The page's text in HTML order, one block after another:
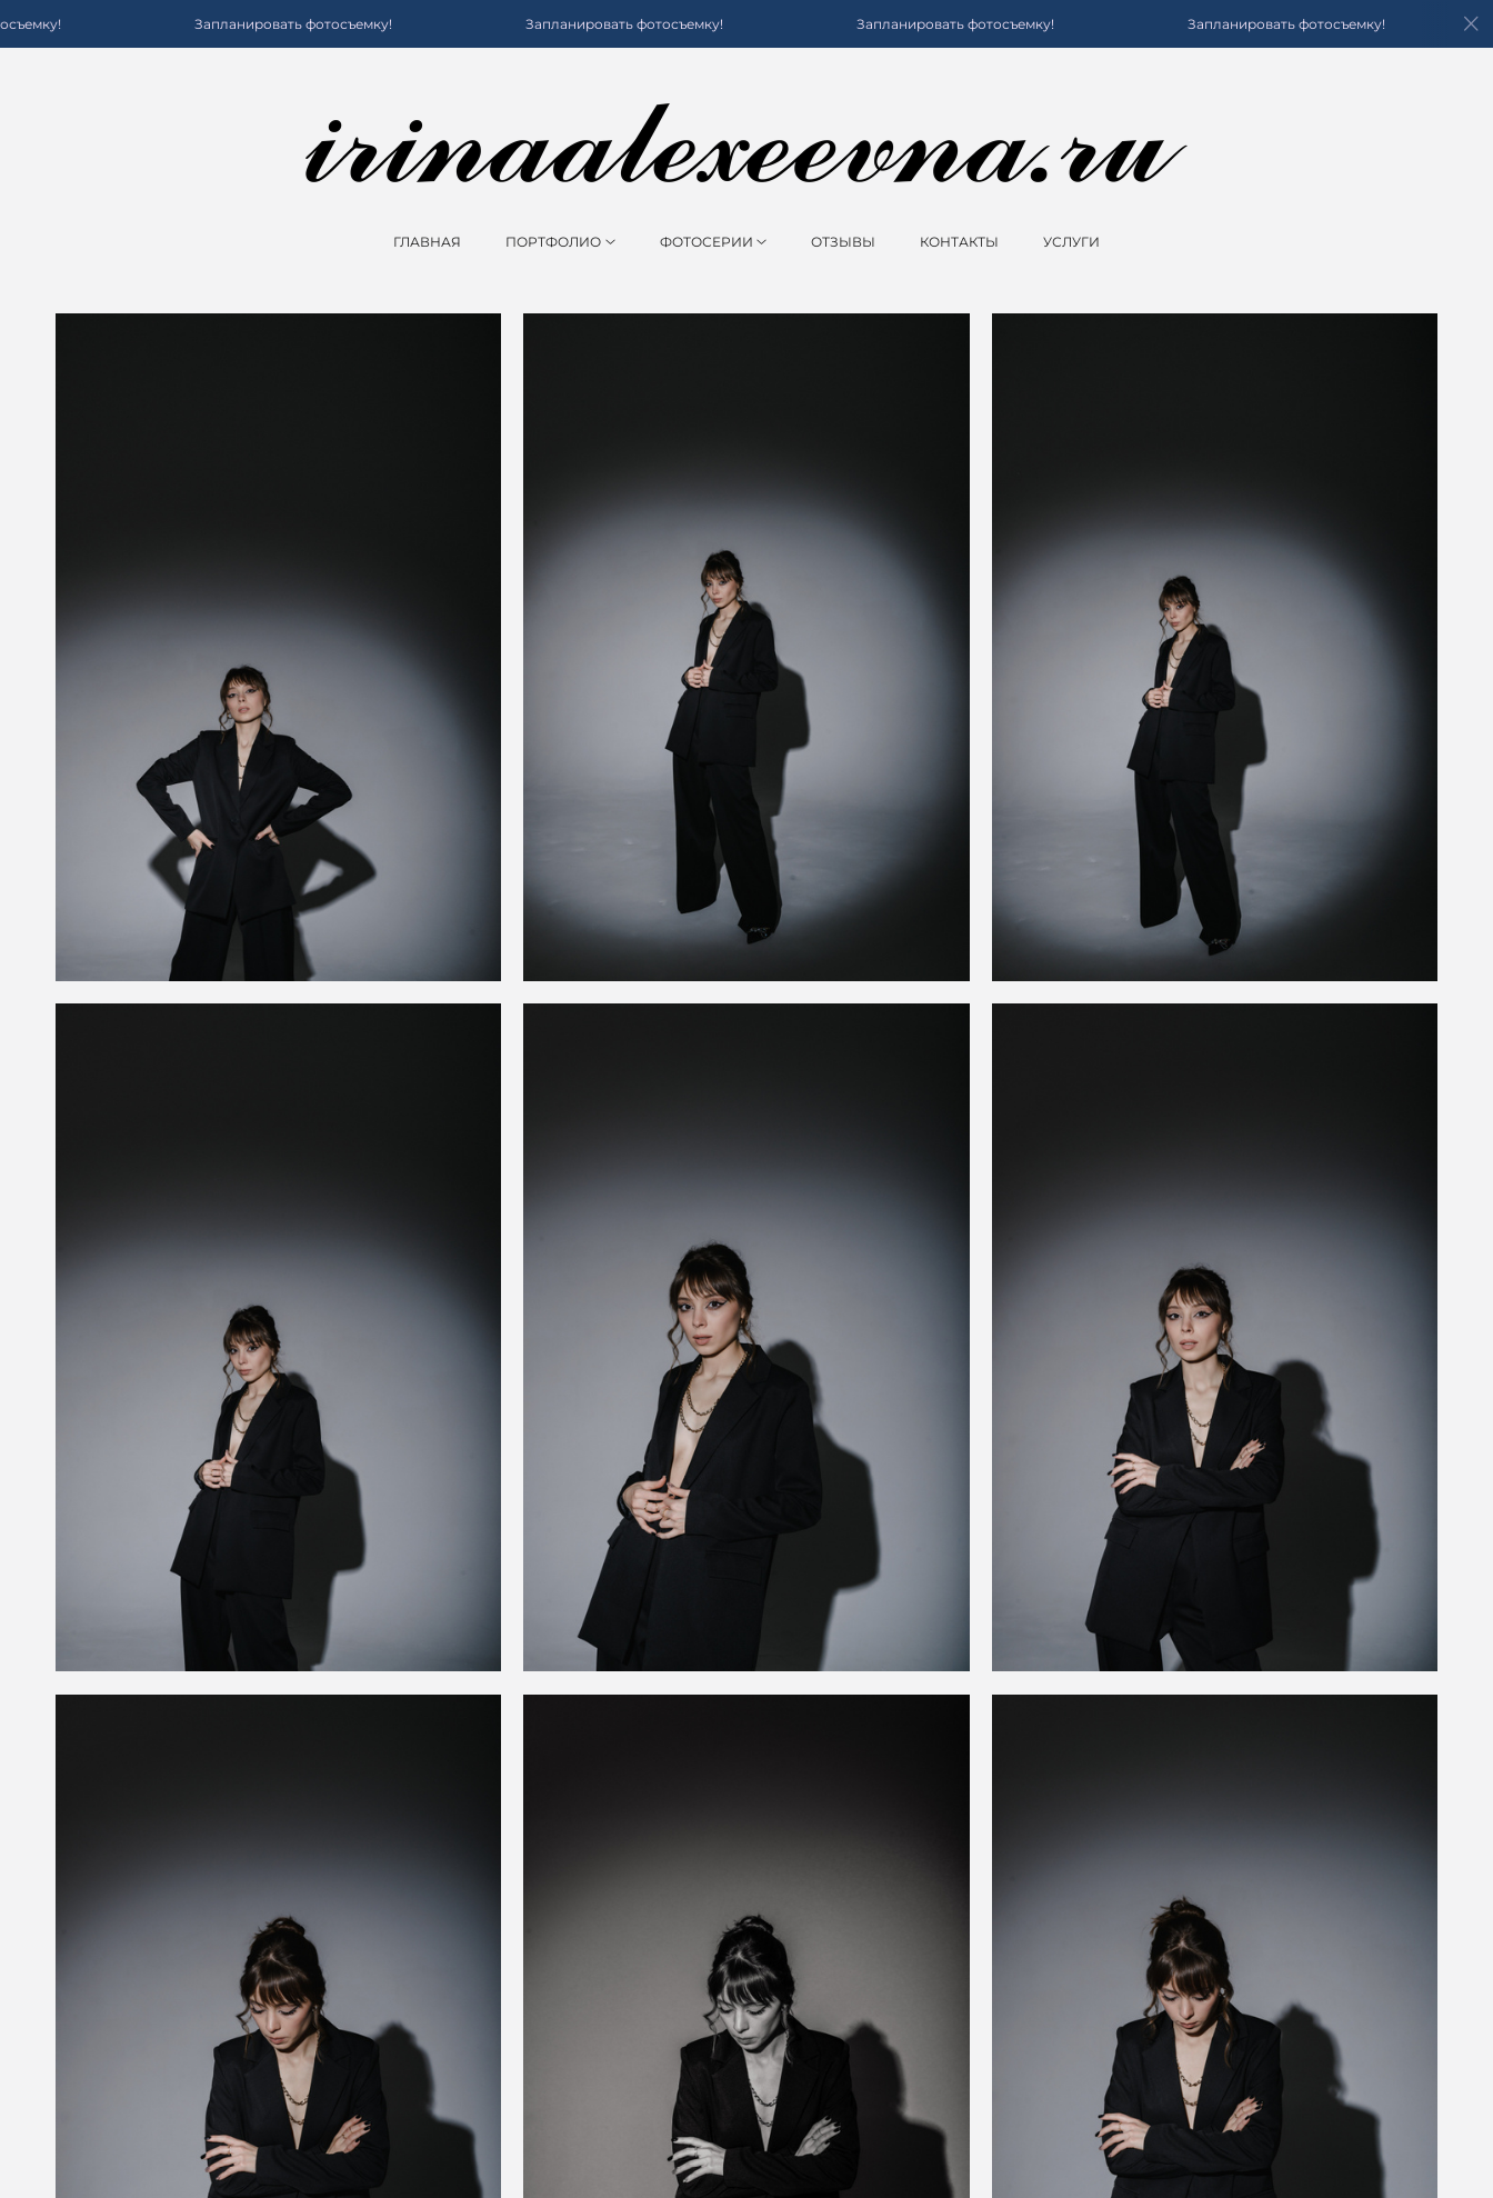
ГЛАВНАЯ ПОРТФОЛИО ФОТОСЕРИИ ОТЗЫВЫ КОНТАКТЫ УСЛУГИ
Запланировать фотосъемку! Запланировать фотосъемку! Запланировать фотосъемку! Запланировать фотосъемку!